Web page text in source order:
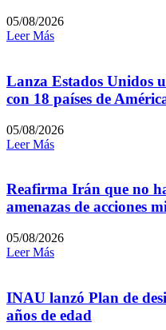
05/08/2026
Leer Más
Lanza Estados Unidos
con 18 países de
05/08/2026
Leer Más
Reafirma Irán que no
amenazas de acciones
05/08/2026
Leer Más
INAU lanzó Plan de
años de edad